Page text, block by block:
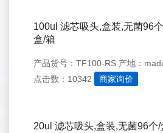
100ul 滤芯吸头,盒装,无菌96
盒/箱
产品货号：TF100-RS 产地：
点击数：10342
商家询价
20ul 滤芯吸头,盒装,无菌96个